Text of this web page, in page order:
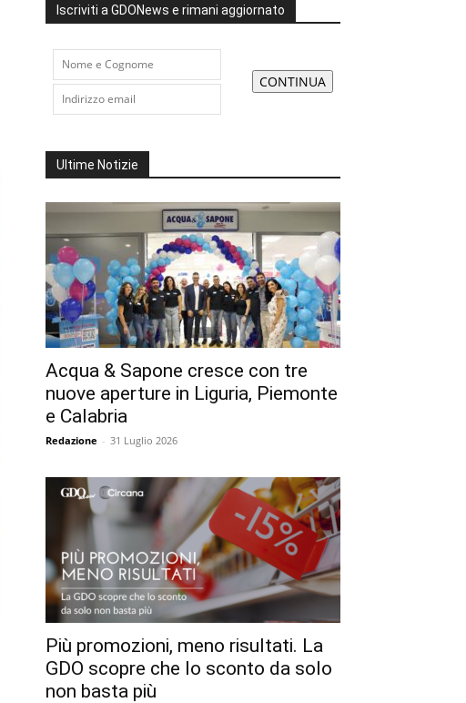
Iscriviti a GDONews e rimani aggiornato
Ultime Notizie
Acqua & Sapone cresce con tre
nuove aperture in Liguria, Piemonte
e Calabria
Redazione - 31 Luglio 2026
Più promozioni, meno risultati. La
GDO scopre che lo sconto da solo
non basta più